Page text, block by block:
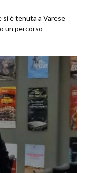
si è tenuta a Varese
un percorso